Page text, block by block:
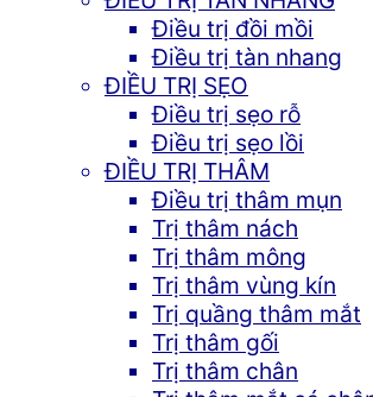
Điều trị đồi mồi
Điều trị tàn nhang
ĐIỀU TRỊ SẸO
Điều trị sẹo rỗ
Điều trị sẹo lồi
ĐIỀU TRỊ THÂM
Điều trị thâm mụn
Trị thâm nách
Trị thâm mông
Trị thâm vùng kín
Trị quầng thâm mắt
Trị thâm gối
Trị thâm chân